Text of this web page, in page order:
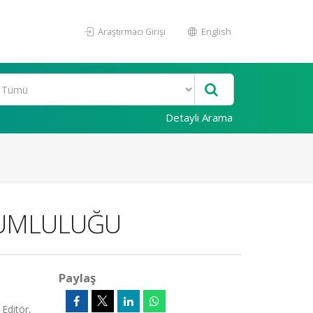
Araştırmacı Girişi English
Detaylı Arama
Editör,
Paylaş